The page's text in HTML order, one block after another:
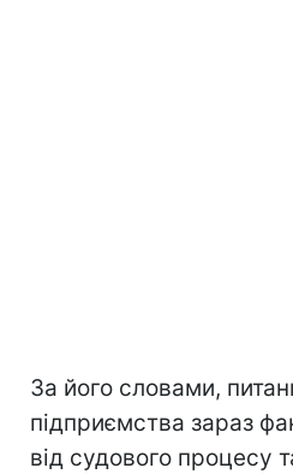
За його словами,
підприємства зараз
від судового процесу